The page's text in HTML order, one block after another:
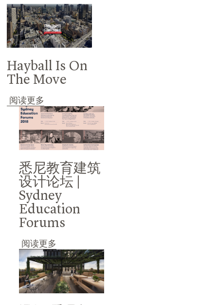
Hayball Is On
The Move
阅读更多
悉尼教育建筑
设计论坛 |
Sydney
Education
Forums
阅读更多